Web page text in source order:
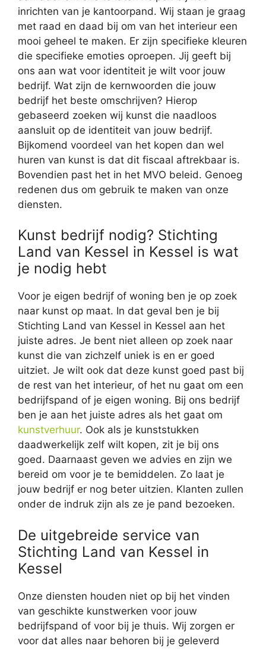
inrichten van je kantoorpand. Wij staan je graag
met raad en daad bij om van het interieur een
mooi geheel te maken. Er zijn specifieke kleuren
die specifieke emoties oproepen. Jij geeft bij
ons aan wat voor identiteit je wilt voor jouw
bedrijf. Wat zijn de kernwoorden die jouw
bedrijf het beste omschrijven? Hierop
gebaseerd zoeken wij kunst die naadloos
aansluit op de identiteit van jouw bedrijf.
Bijkomend voordeel van het kopen dan wel
huren van kunst is dat dit fiscaal aftrekbaar is.
Bovendien past het in het MVO beleid. Genoeg
redenen dus om gebruik te maken van onze
diensten.
Kunst bedrijf nodig? Stichting
Land van Kessel in Kessel is wat
je nodig hebt
Voor je eigen bedrijf of woning ben je op zoek
naar kunst op maat. In dat geval ben je bij
Stichting Land van Kessel in Kessel aan het
juiste adres. Je bent niet alleen op zoek naar
kunst die van zichzelf uniek is en er goed
uitziet. Je wilt ook dat deze kunst goed past bij
de rest van het interieur, of het nu gaat om een
bedrijfspand of je eigen woning. Bij ons bedrijf
ben je aan het juiste adres als het gaat om
kunstverhuur. Ook als je kunststukken
daadwerkelijk zelf wilt kopen, zit je bij ons
goed. Daarnaast geven we advies en zijn we
bereid om voor je te bemiddelen. Zo laat je
jouw bedrijf er nog beter uitzien. Klanten zullen
onder de indruk zijn als ze je pand bezoeken.
De uitgebreide service van
Stichting Land van Kessel in
Kessel
Onze diensten houden niet op bij het vinden
van geschikte kunstwerken voor jouw
bedrijfspand of voor bij je thuis. Wij zorgen er
voor dat alles naar behoren bij je geleverd